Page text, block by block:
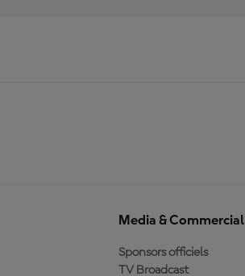
Media & Commercial
Sponsors officiels
TV Broadcast